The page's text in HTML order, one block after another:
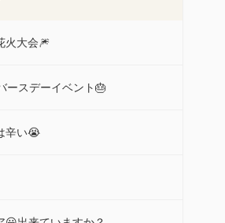
火大会🎆
ースデーイベント🎂
辛い😭